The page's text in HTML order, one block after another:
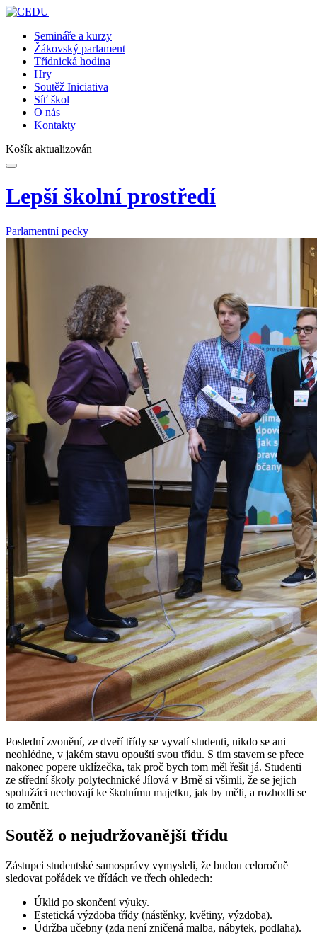
Semináře a kurzy
Žákovský parlament
Třídnická hodina
Hry
Soutěž Iniciativa
Síť škol
O nás
Kontakty
Košík aktualizován
Lepší školní prostředí
Parlamentní pecky
Poslední zvonění, ze dveří třídy se vyvalí studenti, nikdo se ani
neohlédne, v jakém stavu opouští svou třídu. S tím stavem se přece
nakonec popere uklízečka, tak proč bych tom měl řešit já. Studenti
ze střední školy polytechnické Jílová v Brně si všimli, že se jejich
spolužáci nechovají ke školnímu majetku, jak by měli, a rozhodli se
to změnit.
Soutěž o nejudržovanější třídu
Zástupci studentské samosprávy vymysleli, že budou celoročně
sledovat pořádek ve třídách ve třech ohledech:
Úklid po skončení výuky.
Estetická výzdoba třídy (nástěnky, květiny, výzdoba).
Údržba učebny (zda není zničená malba, nábytek, podlaha).